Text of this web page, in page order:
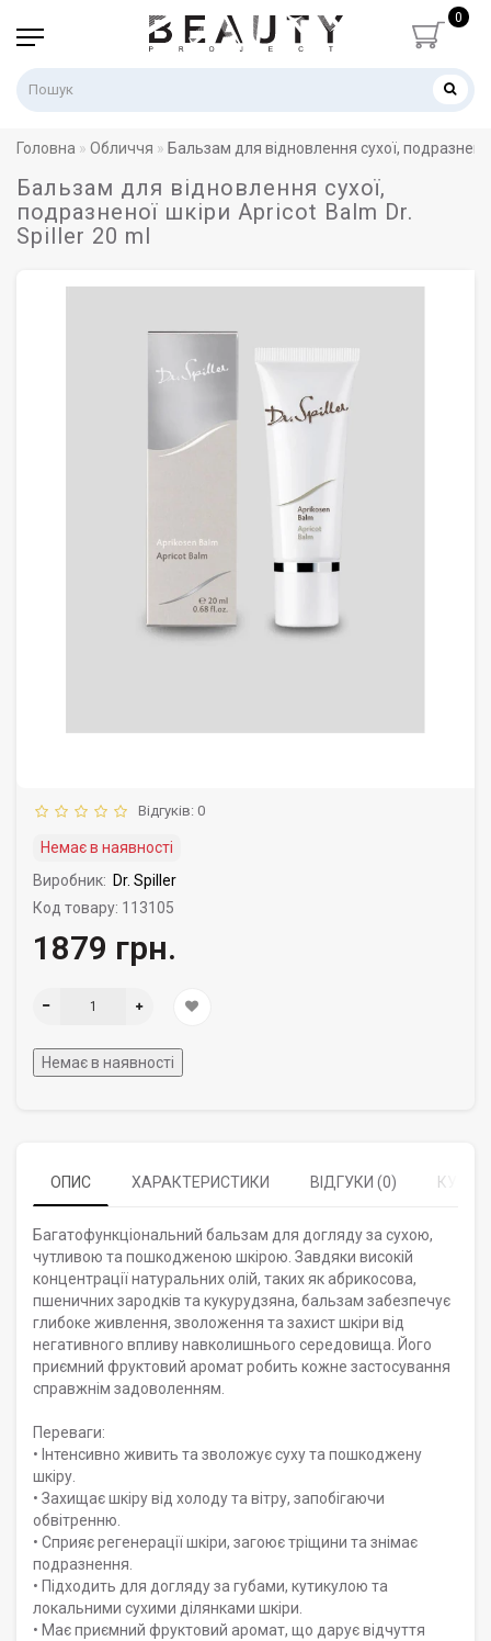
0
Головна Обличчя Бальзам для відновлення сухої,
Бальзам для відновлення сухої,
подразненої шкіри Apricot Balm Dr.
Spiller 20 ml
Відгуків: 0
Немає в наявності
Виробник: Dr. Spiller
Код товару: 113105
1879 грн.
Немає в наявності
ОПИС ХАРАКТЕРИСТИКИ ВІДГУКИ (0)
Багатофункціональний бальзам для догляду за сухою,
чутливою та пошкодженою шкірою. Завдяки високій
концентрації натуральних олій, таких як абрикосова,
пшеничних зародків та кукурудзяна, бальзам забезпечує
глибоке живлення, зволоження та захист шкіри від
негативного впливу навколишнього середовища. Його
приємний фруктовий аромат робить кожне застосування
справжнім задоволенням.
Переваги:
• Інтенсивно живить та зволожує суху та пошкоджену
шкіру.
• Захищає шкіру від холоду та вітру, запобігаючи
обвітренню.
• Сприяє регенерації шкіри, загоює тріщини та знімає
подразнення.
• Підходить для догляду за губами, кутикулою та
локальними сухими ділянками шкіри.
• Має приємний фруктовий аромат, що дарує відчуття